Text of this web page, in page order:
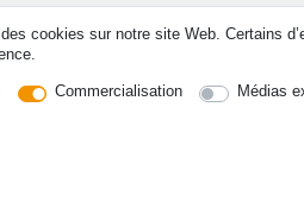
cookies sur notre site Web. Certains
Commercialisation Médias